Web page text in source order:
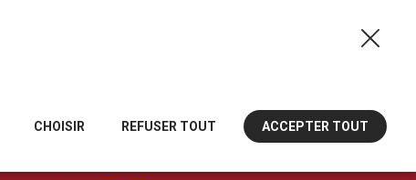
CHOISIR REFUSER TOUT ACCEPTER TOUT